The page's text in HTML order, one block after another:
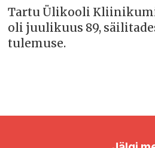
Tartu Ülikooli
oli juulikuus 89,
tulemuse.